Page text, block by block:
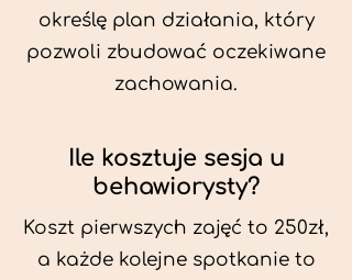
określę plan działania, który
pozwoli zbudować oczekiwane
zachowania.
Ile kosztuje sesja u
behawiorysty?
Koszt pierwszych zajęć to 250zł,
a każde kolejne spotkanie to